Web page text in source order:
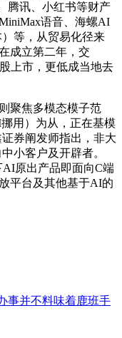
腾讯、小红书等财产
语音、海螺AI
）等，从贸易化径来
成立第二年，交
上市，更低成当地去
聚焦多模态模子范
用）为从，正在基模
券阐发师指出，非大
小客户及开辟者。
原出产品即面向C端
平台及其他基于AI的
事并不料味着鹿班手